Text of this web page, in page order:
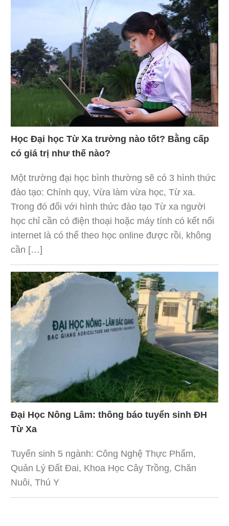
Học Đại học Từ Xa trường nào tốt? Bằng cấp
có giá trị như thế nào?
Một trường đại học bình thường sẽ có 3 hình thức
đào tạo: Chính quy, Vừa làm vừa học, Từ xa.
Trong đó đối với hình thức đào tạo Từ xa người
học chỉ cần có điện thoại hoặc máy tính có kết nối
internet là có thể theo học online được rồi, không
cần […]
Đại Học Nông Lâm: thông báo tuyển sinh ĐH
Từ Xa
Tuyển sinh 5 ngành: Công Nghệ Thực Phẩm,
Quản Lý Đất Đai, Khoa Học Cây Trồng, Chăn
Nuôi, Thú Y